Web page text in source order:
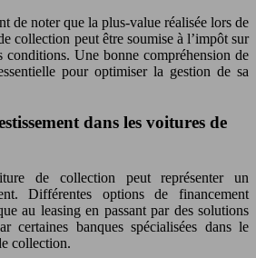
de noter que la plus-value réalisée lors de
collection peut être soumise à l’impôt sur
conditions. Une bonne compréhension de
pour optimiser la gestion de sa
dans les voitures de
de collection peut représenter un
Différentes options de financement
au leasing en passant par des solutions
certaines banques spécialisées dans le
collection.